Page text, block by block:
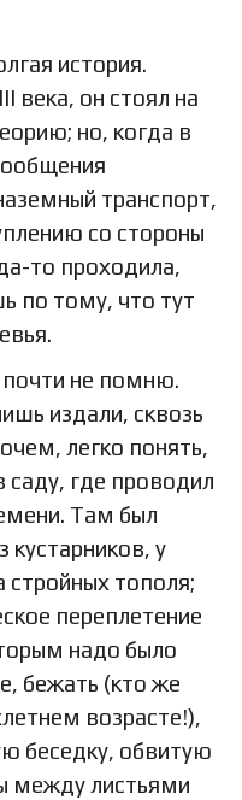
история.
века, он стоял на
но, когда в
транспорт,
со стороны
то проходила,
по тому, что тут
не помню.
издали, сквозь
легко понять,
саду, где проводил
Там был
кустарников, у
стройных тополя;
переплетение
надо было
бежать (кто же
возрасте!),
беседку, обвитую
между листьями